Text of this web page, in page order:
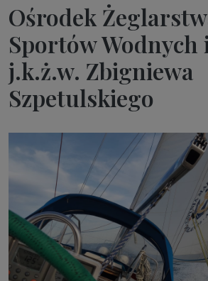
Ośrodek
Sportów Wodnych
j.k.ż.w. Zbigniewa
Szpetulskiego